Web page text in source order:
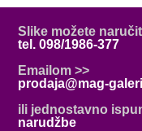
Slike možete
tel. 098/1986-377
Emailom >>
prodaja@mag-
ili jednostavno
narudžbe